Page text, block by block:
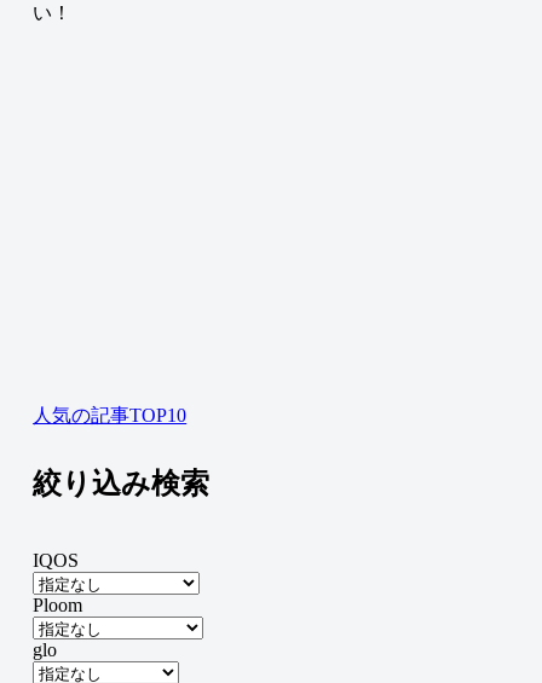
い！
人気の記事TOP10
絞り込み検索
IQOS
Ploom
glo